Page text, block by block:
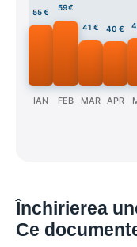
55 €
IAN
59 €
FEB
41 €
MAR
40 €
APR
Închirierea
Ce